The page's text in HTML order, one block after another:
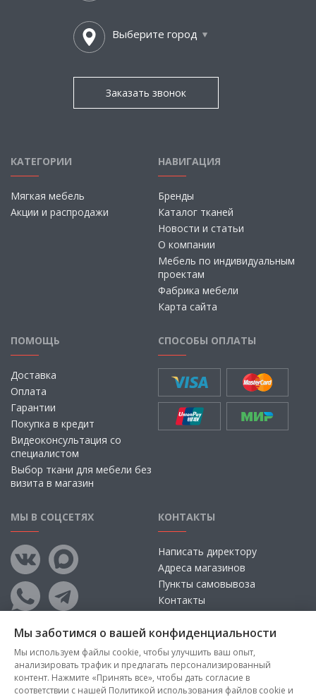
Выберите город
Заказать звонок
КАТЕГОРИИ
Мягкая мебель
Акции и распродажи
НАВИГАЦИЯ
Бренды
Каталог тканей
Новости и статьи
О компании
Мебель по индивидуальным
проектам
Фабрика мебели
Карта сайта
ПОМОЩЬ
Доставка
Оплата
Гарантии
Покупка в кредит
Видеоконсультация со
специалистом
Выбор ткани для мебели без
визита в магазин
СПОСОБЫ ОПЛАТЫ
МЫ В СОЦСЕТЯХ КОНТАКТЫ
Написать директору
Адреса магазинов
Пункты самовывоза
Контакты
Мы заботимся о вашей конфиденциальности
Мы используем файлы cookie, чтобы улучшить ваш опыт,
анализировать трафик и предлагать персонализированный
контент. Нажмите «Принять все», чтобы дать согласие в
соответствии с нашей Политикой использования файлов cookie и